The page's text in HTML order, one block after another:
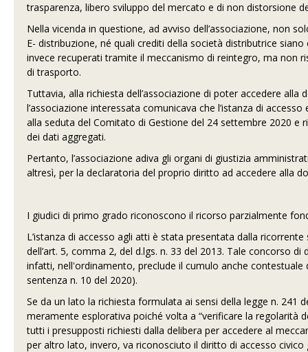
trasparenza, libero sviluppo del mercato e di non distorsione
Nella vicenda in questione, ad avviso dell’associazione, non
E- distribuzione, né quali crediti della società distributrice
invece recuperati tramite il meccanismo di reintegro, ma non
di trasporto.
Tuttavia, alla richiesta dell’associazione di poter accedere
l’associazione interessata comunicava che l’istanza di
alla seduta del Comitato di Gestione del 24 settembre 2020
dei dati aggregati.
Pertanto, l’associazione adiva gli organi di giustizia
altresì, per la declaratoria del proprio diritto ad accedere alla
I giudici di primo grado riconoscono il ricorso parzialmente
L’istanza di accesso agli atti è stata presentata dalla
dell’art. 5, comma 2, del d.lgs. n. 33 del 2013. Tale concorso
infatti, nell'ordinamento, preclude il cumulo anche contestuale
sentenza n. 10 del 2020).
Se da un lato la richiesta formulata ai sensi della legge n.
meramente esplorativa poiché volta a “verificare la regolarità
tutti i presupposti richiesti dalla delibera per accedere al
per altro lato, invero, va riconosciuto il diritto di accesso civico